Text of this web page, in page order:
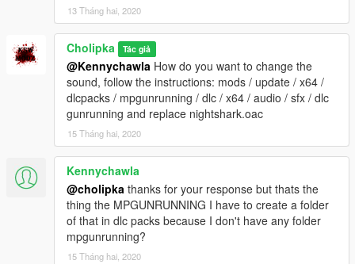
13 Tháng hai, 2020
Cholipka Tác giả
@Kennychawla How do you want to change the
sound, follow the instructions: mods / update / x64 /
dlcpacks / mpgunrunning / dlc / x64 / audio / sfx / dlc
gunrunning and replace nightshark.oac
15 Tháng hai, 2020
Kennychawla
@cholipka thanks for your response but thats the
thing the MPGUNRUNNING I have to create a folder
of that in dlc packs because I don't have any folder
mpgunrunning?
15 Tháng hai, 2020